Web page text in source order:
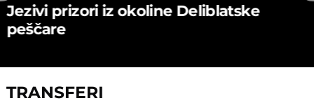
Jezivi prizori iz okoline Deliblatske
peščare
TRANSFERI